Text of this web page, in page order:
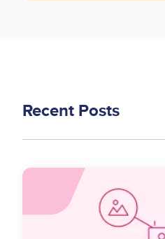
Recent Posts
Image